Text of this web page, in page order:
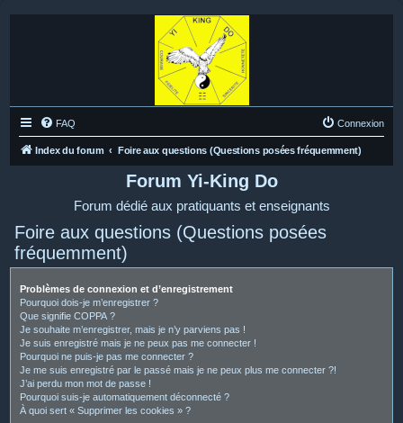
FAQ Connexion
Index du forum Foire aux questions (Questions posées fréquemment)
Forum Yi-King Do
Forum dédié aux pratiquants et enseignants
Foire aux questions (Questions posées
fréquemment)
Problèmes de connexion et d’enregistrement
Pourquoi dois-je m’enregistrer ?
Que signifie COPPA ?
Je souhaite m’enregistrer, mais je n’y parviens pas !
Je suis enregistré mais je ne peux pas me connecter !
Pourquoi ne puis-je pas me connecter ?
Je me suis enregistré par le passé mais je ne peux plus me connecter ?!
J’ai perdu mon mot de passe !
Pourquoi suis-je automatiquement déconnecté ?
À quoi sert « Supprimer les cookies » ?